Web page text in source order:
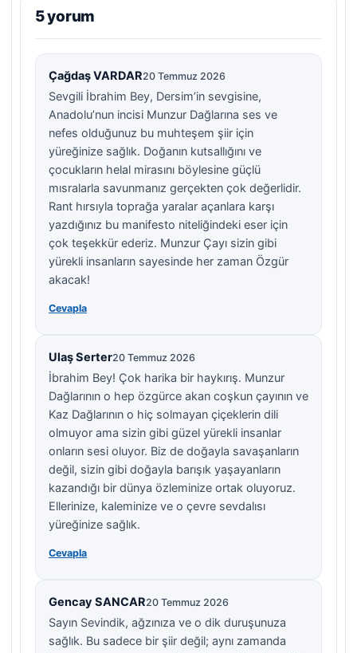
5 yorum
Çağdaş VARDAR20 Temmuz 2026
Sevgili İbrahim Bey, Dersim’in sevgisine,
Anadolu’nun incisi Munzur Dağlarına ses ve
nefes olduğunuz bu muhteşem şiir için
yüreğinize sağlık. Doğanın kutsallığını ve
çocukların helal mirasını böylesine güçlü
mısralarla savunmanız gerçekten çok değerlidir.
Rant hırsıyla toprağa yaralar açanlara karşı
yazdığınız bu manifesto niteliğindeki eser için
çok teşekkür ederiz. Munzur Çayı sizin gibi
yürekli insanların sayesinde her zaman Özgür
akacak!
Cevapla
Ulaş Serter20 Temmuz 2026
İbrahim Bey! Çok harika bir haykırış. Munzur
Dağlarının o hep özgürce akan coşkun çayının ve
Kaz Dağlarının o hiç solmayan çiçeklerin dili
olmuyor ama sizin gibi güzel yürekli insanlar
onların sesi oluyor. Biz de doğayla savaşanların
değil, sizin gibi doğayla barışık yaşayanların
kazandığı bir dünya özleminize ortak oluyoruz.
Ellerinize, kaleminize ve o çevre sevdalısı
yüreğinize sağlık.
Cevapla
Gencay SANCAR20 Temmuz 2026
Sayın Sevindik, ağzınıza ve o dik duruşunuza
sağlık. Bu sadece bir şiir değil; aynı zamanda